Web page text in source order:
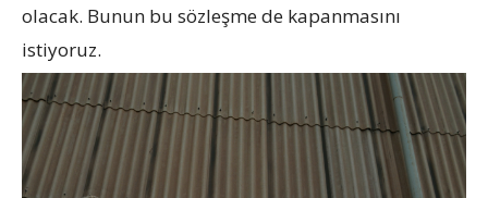
olacak. Bunun bu sözleşme de kapanmasını
istiyoruz.